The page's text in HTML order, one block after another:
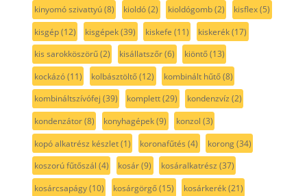
kinyomó szivattyú(8) kioldó(2) kioldógomb(2) kisflex(5)
kisgép(12) kisgépek(39) kiskefe (11) kiskerék(17)
kis sarokköszörű(2) kisállatszőr(6) kiöntő(13)
kockázó(11) kolbásztöltő(12) kombinált hűtő(8)
kombináltszívófej (39) komplett(29) kondenzvíz (2)
kondenzátor(8) konyhagépek(9) konzol (3)
kopó alkatrész készlet(1) koronafűtés (4) korong(34)
koszorú fűtőszál (4) kosár(9) kosáralkatrész (37)
kosárcsapágy(10) kosárgörgő(15) kosárkerék(21)